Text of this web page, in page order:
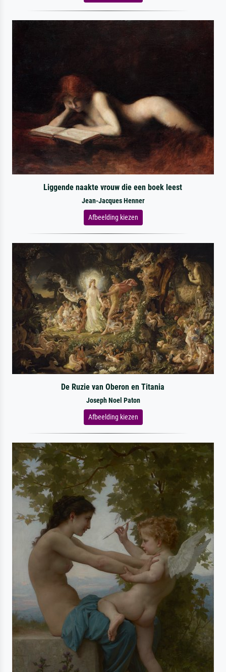
Liggende naakte vrouw die een boek leest
Jean-Jacques Henner
Afbeelding kiezen
De Ruzie van Oberon en Titania
Joseph Noel Paton
Afbeelding kiezen